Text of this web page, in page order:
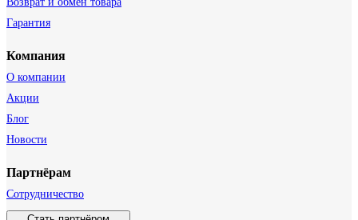
Гарантия
Компания
О компании
Акции
Блог
Новости
Партнёрам
Сотрудничество